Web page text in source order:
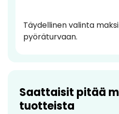
Täydellinen valinta
pyöräturvaan.
Saattaisit pitää
tuotteista